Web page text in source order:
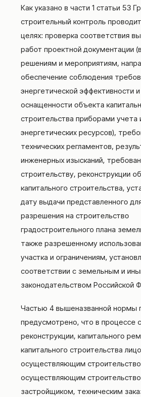
Как указано в части 1 статьи 53
строительный контроль
целях: проверка соответствия
работ проектной документации
решениям и мероприятиям,
обеспечение соблюдения
энергетической эффективности
оснащенности объекта
строительства приборами учета
энергетических ресурсов),
технических регламентов,
инженерных изысканий,
строительству, реконструкции
капитального строительства,
дату выдачи представленного
разрешения на строительство
градостроительного плана
также разрешенному
участка и ограничениям,
соответствии с земельным и
законодательством Российской
Частью 4 вышеназванной нормы
предусмотрено, что в процессе
реконструкции, капитального
капитального строительства
осуществляющим
осуществляющим
застройщиком, техническим